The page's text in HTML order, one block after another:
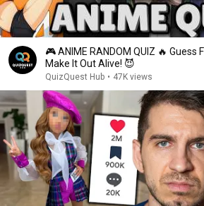
🎮 ANIME RANDOM QUIZ 🔥 Guess
Make It Out Alive! 😈
QuizQuest Hub • 47K views